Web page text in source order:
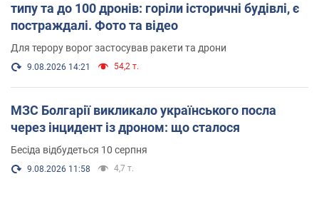
типу та до 100 дронів: горіли історичні будівлі, є
постраждалі. Фото та відео
Для терору ворог застосував ракети та дрони
9.08.2026 14:21 54,2 т.
МЗС Болгарії викликало українського посла
через інцидент із дроном: що сталося
Бесіда відбудеться 10 серпня
9.08.2026 11:58 4,7 т.